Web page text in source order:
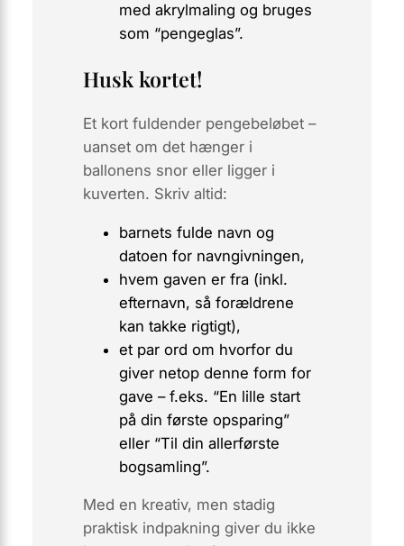
med akrylmaling og bruges
som “pengeglas”.
Husk kortet!
Et kort fuldender pengebeløbet –
uanset om det hænger i
ballonens snor eller ligger i
kuverten. Skriv altid:
barnets fulde navn og
datoen for navngivningen,
hvem gaven er fra (inkl.
efternavn, så forældrene
kan takke rigtigt),
et par ord om hvorfordu
giver netop denne form for
gave – f.eks. “En lille start
på din første opsparing”
eller “Til din allerførste
bogsamling”.
Med en kreativ, men stadig
praktisk indpakning giver du ikke